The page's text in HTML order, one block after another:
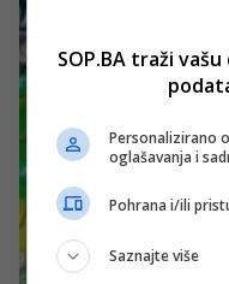
SOP.BA traži
Personalizirano
oglašavanja i
Pohrana i/ili
Saznajte više